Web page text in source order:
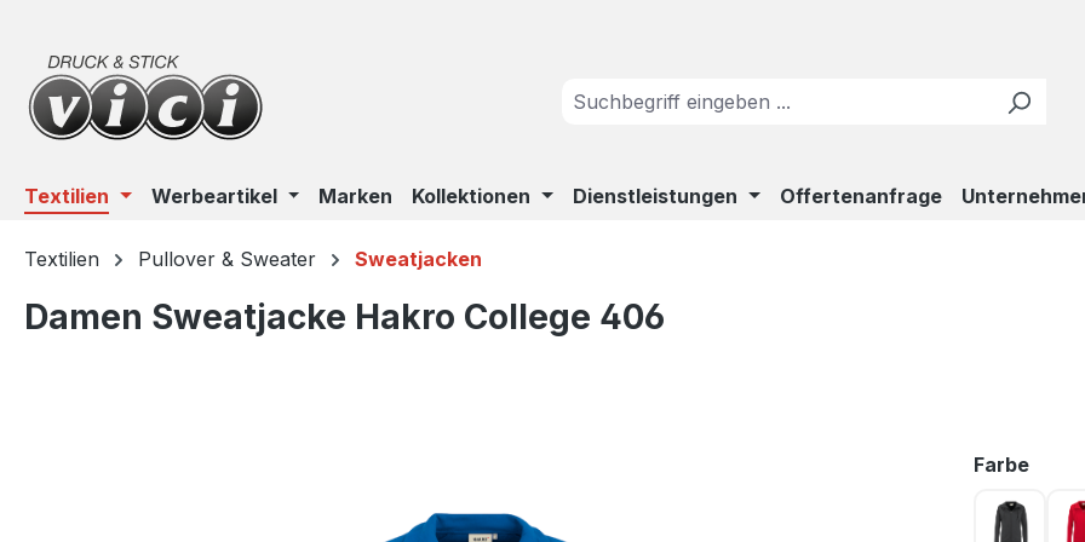
Textilien Werbeartikel Marken Kollektionen Dienstleistungen Offertenanfrage
Textilien Pullover & Sweater Sweatjacken
Damen Sweatjacke Hakro College 406
Farbe